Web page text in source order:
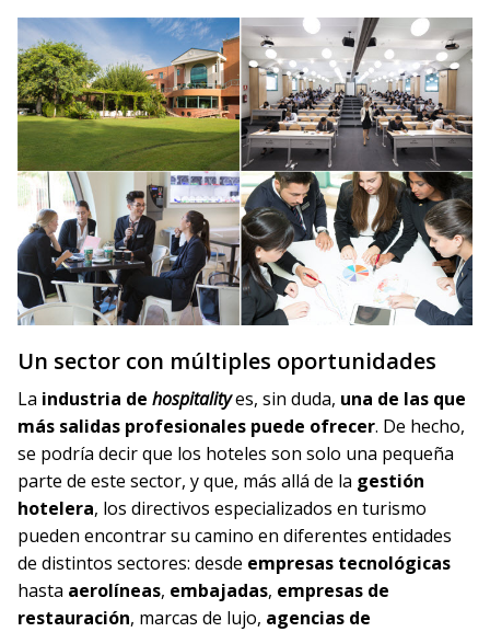
Un sector con múltiples oportunidades
La industria de hospitalityes, sin duda, una de las que
más salidas profesionales puede ofrecer. De hecho,
se podría decir que los hoteles son solo una pequeña
parte de este sector, y que, más allá de la gestión
hotelera, los directivos especializados en turismo
pueden encontrar su camino en diferentes entidades
de distintos sectores: desde empresas tecnológicas
hasta aerolíneas, embajadas, empresas de
restauración, marcas de lujo, agencias de